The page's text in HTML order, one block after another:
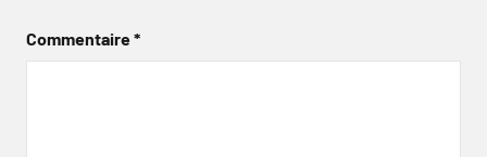
Commentaire*